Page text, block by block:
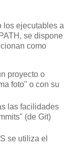
los ejecutables a
se dispone
como
proyecto o
foto" o con su
las facilidades
(de Git)
se utiliza el